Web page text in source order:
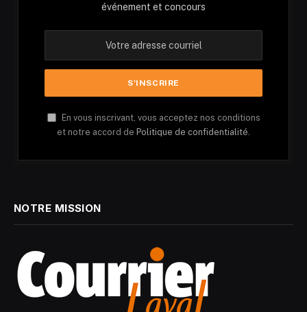
événement et concours
En vous inscrivant, vous acceptez nos conditions
et notre accord de Politique de confidentialité.
NOTRE MISSION